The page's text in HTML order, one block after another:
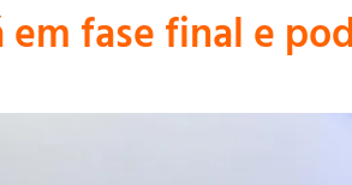
fase final e